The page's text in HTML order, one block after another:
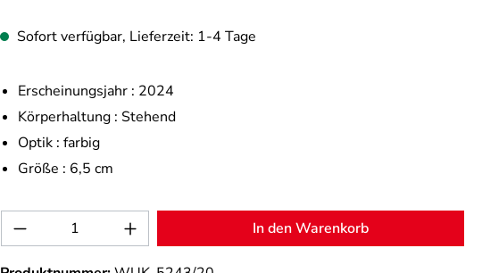
Sofort verfügbar, Lieferzeit: 1-4 Tage
Erscheinungsjahr : 2024
Körperhaltung : Stehend
Optik : farbig
Größe : 6,5 cm
Produkt Anzahl: Gib den gewünschten Wert ein
In den Warenkorb